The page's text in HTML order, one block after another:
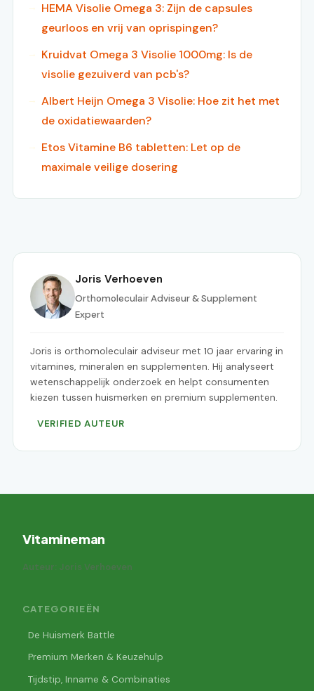
HEMA Visolie Omega 3: Zijn de capsules
geurloos en vrij van oprispingen?
Kruidvat Omega 3 Visolie 1000mg: Is de
visolie gezuiverd van pcb's?
Albert Heijn Omega 3 Visolie: Hoe zit het met
de oxidatiewaarden?
Etos Vitamine B6 tabletten: Let op de
maximale veilige dosering
Joris Verhoeven
Orthomoleculair Adviseur & Supplement
Expert
Joris is orthomoleculair adviseur met 10 jaar ervaring in
vitamines, mineralen en supplementen. Hij analyseert
wetenschappelijk onderzoek en helpt consumenten
kiezen tussen huismerken en premium supplementen.
VERIFIED AUTEUR
Vitamineman
Auteur: Joris Verhoeven
CATEGORIEËN
De Huismerk Battle
Premium Merken & Keuzehulp
Tijdstip, Inname & Combinaties